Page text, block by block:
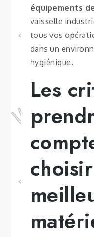
équipements
vaisselle
tous vos
dans un
hygiénique.
Les